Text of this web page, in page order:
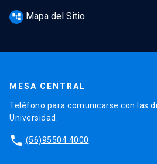
account_tree Mapa del Sitio
MESA CENTRAL
Teléfono para comunicarse con las
Universidad.
phone (56)95504 4000